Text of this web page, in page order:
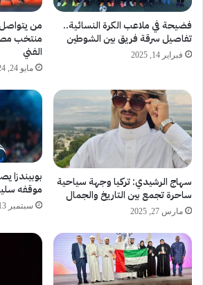
فضيحة في ملاعب الكرة النسائية..
تفاصيل سرقة فريق بين الشوطين
فبراير 14, 2025
من
منتخب
الفني
مايو 24, 2024
سهاج الرشيدي: تركيا وجهة سياحية
ساحرة تجمع بين التاريخ والجمال
مارس 27, 2025
بوبيندزا
موقفه
سبتمبر 13, 2024